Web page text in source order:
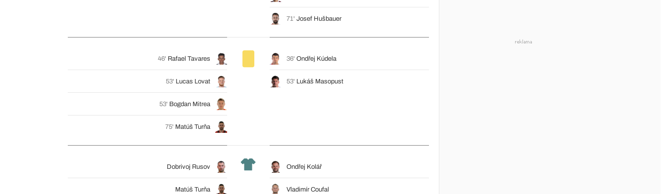
71' Josef Hušbauer
46' Rafael Tavares 36' Ondřej Kúdela
53' Lucas Lovat 53' Lukáš Masopust
53' Bogdan Mitrea
75' Matúš Turňa
Dobrivoj Rusov Ondřej Kolář
Matúš Turňa Vladimír Coufal